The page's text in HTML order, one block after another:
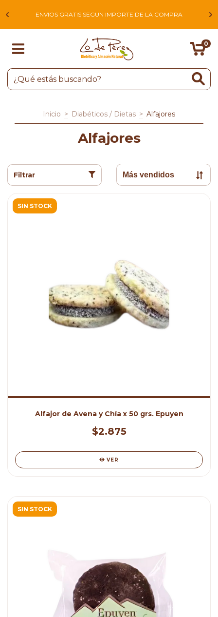
ENVIOS GRATIS SEGUN IMPORTE DE LA COMPRA
0
Inicio > Diabéticos / Dietas > Alfajores
Alfajores
Filtrar
SIN STOCK
Alfajor de Avena y Chía x 50 grs. Epuyen
$2.875
VER
SIN STOCK